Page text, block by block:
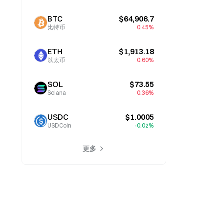
BTC
比特币
$64,906.7
0.45%
ETH
以太币
$1,913.18
0.60%
SOL
Solana
$73.55
0.36%
USDC
USDCoin
$1.0005
-0.02%
更多